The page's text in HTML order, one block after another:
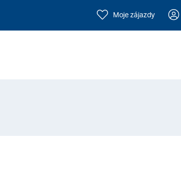
Moje zájazdy